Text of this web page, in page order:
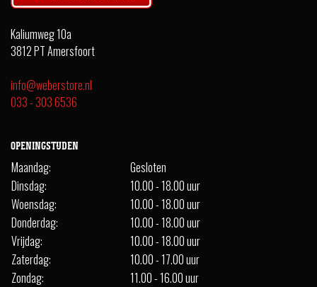
Kaliumweg 10a
3812 PT Amersfoort
info@weberstore.nl
033 - 303 6536
OPENINGSTIJDEN
Maandag:
Gesloten
Dinsdag:
10.00 - 18.00 uur
Woensdag:
10.00 - 18.00 uur
Donderdag:
10.00 - 18.00 uur
Vrijdag:
10.00 - 18.00 uur
Zaterdag:
10.00 - 17.00 uur
Zondag:
11.00 - 16.00 uur